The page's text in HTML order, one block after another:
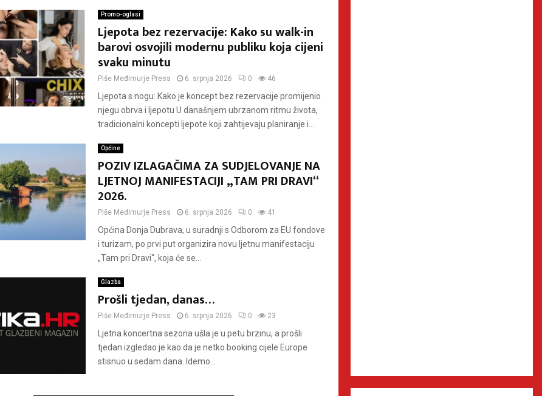
Promo-oglasi
Ljepota bez rezervacije: Kako su walk-in
barovi osvojili modernu publiku koja cijeni
svaku minutu
Piše Međimurje Press 6. srpnja 2026 0 46
Ljepota s nogu: Kako je koncept bez rezervacije promijenio
njegu obrva i ljepotu U današnjem ubrzanom ritmu života,
tradicionalni koncepti ljepote koji zahtijevaju planiranje i...
Općine
POZIV IZLAGAČIMA ZA SUDJELOVANJE NA
LJETNOJ MANIFESTACIJI „TAM PRI DRAVI“
2026.
Piše Međimurje Press 6. srpnja 2026 0 41
Općina Donja Dubrava, u suradnji s Odborom za EU fondove
i turizam, po prvi put organizira novu ljetnu manifestaciju
„Tam pri Dravi“, koja će se...
Glazba
Prošli tjedan, danas…
Piše Međimurje Press 6. srpnja 2026 0 23
Ljetna koncertna sezona ušla je u petu brzinu, a prošli
tjedan izgledao je kao da je netko booking cijele Europe
stisnuo u sedam dana. Idemo...